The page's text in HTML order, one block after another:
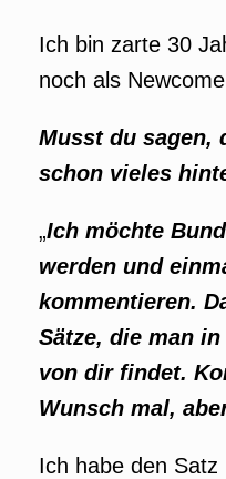
Ich bin zarte 30
noch als
Musst du sagen,
schon vieles
„Ich möchte
werden und
kommentieren.
Sätze, die man
von dir findet.
Wunsch mal,
Ich habe den Satz